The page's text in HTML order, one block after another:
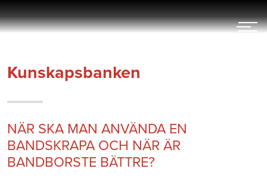
Hoppa
till
innehållet
Kunskapsbanken
NÄR SKA MAN ANVÄNDA EN
BANDSKRAPA OCH NÄR ÄR
BANDBORSTE BÄTTRE?